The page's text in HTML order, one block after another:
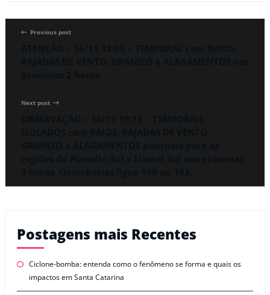
Previous post
Next post
Postagens mais Recentes
Ciclone-bomba: entenda como o fenômeno se forma e quais os
impactos em Santa Catarina